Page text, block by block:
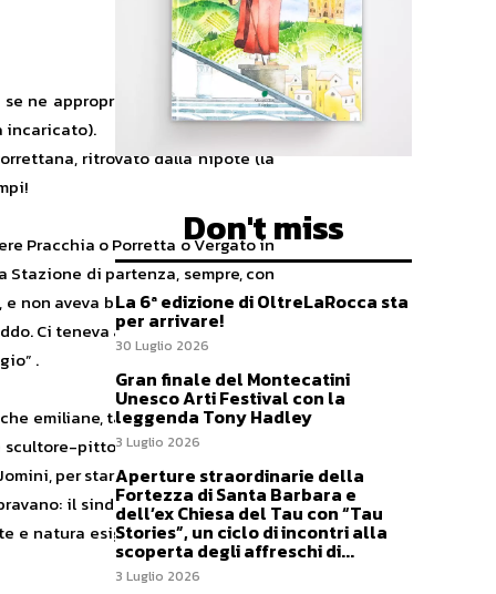
ne appropriano con più facilità
incaricato).
ritrovato dalla nipote (la
Pracchia o Porretta o Vergato in
di partenza, sempre, con
non aveva bisogno di chiedere a
Ci teneva al caldo accendendo
.
emiliane, tanti grandi musicisti
pittore Luciano Minguzzi
per starle vicino, eppure non
il sindaco Giuseppe Dozza
e natura esigono il treno. Il buon
Don't miss
La 6ª edizione di OltreLaRocca sta
per arrivare!
30 Luglio 2026
Gran finale del Montecatini
Unesco Arti Festival con la
leggenda Tony Hadley
3 Luglio 2026
Aperture straordinarie della
Fortezza di Santa Barbara e
dell’ex Chiesa del Tau con “Tau
Stories”, un ciclo di incontri alla
scoperta degli affreschi di...
3 Luglio 2026